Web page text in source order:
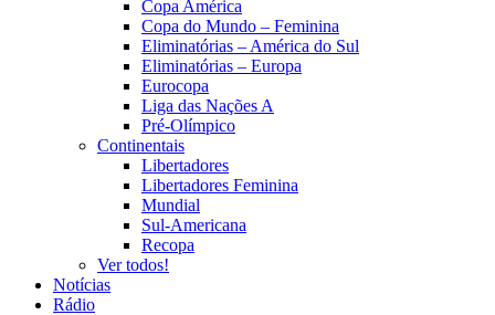
Copa América
Copa do Mundo – Feminina
Eliminatórias – América do Sul
Eliminatórias – Europa
Eurocopa
Liga das Nações A
Pré-Olímpico
Continentais
Libertadores
Libertadores Feminina
Mundial
Sul-Americana
Recopa
Ver todos!
Notícias
Rádio